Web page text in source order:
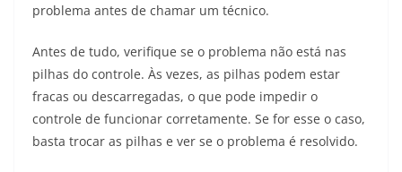
problema antes de chamar um técnico.
Antes de tudo, verifique se o problema não está nas
pilhas do controle. Às vezes, as pilhas podem estar
fracas ou descarregadas, o que pode impedir o
controle de funcionar corretamente. Se for esse o caso,
basta trocar as pilhas e ver se o problema é resolvido.